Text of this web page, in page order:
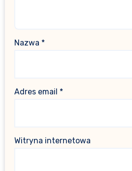
Nazwa *
Adres email *
Witryna internetowa